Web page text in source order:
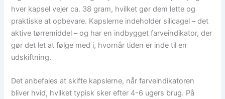
hver kapsel vejer ca. 38 gram, hvilket gør dem lette og
praktiske at opbevare. Kapslerne indeholder silicagel – det
aktive tørremiddel – og har en indbygget farveindikator, der
gør det let at følge med i, hvornår tiden er inde til en
udskiftning.
Det anbefales at skifte kapslerne, når farveindikatoren
bliver hvid, hvilket typisk sker efter 4-6 ugers brug. På